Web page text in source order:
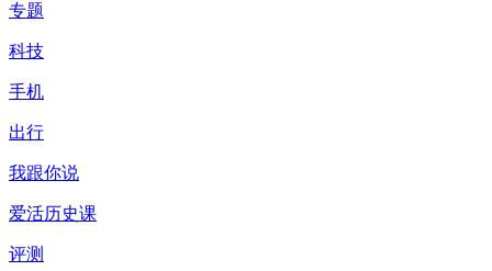
专题
科技
手机
出行
我跟你说
爱活历史课
评测